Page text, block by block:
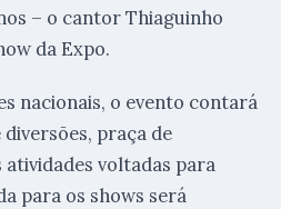
– o cantor Thiaguinho
da Expo.
nacionais, o evento contará
praça de
voltadas para
para os shows será